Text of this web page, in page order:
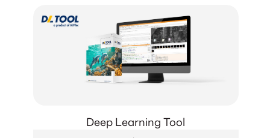
Deep Learning Tool